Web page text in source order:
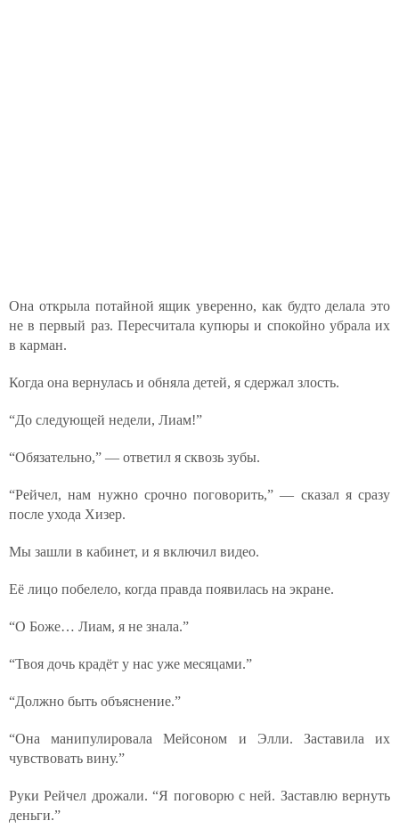
Она открыла потайной ящик уверенно, как будто делала это
не в первый раз. Пересчитала купюры и спокойно убрала их
в карман.
Когда она вернулась и обняла детей, я сдержал злость.
“До следующей недели, Лиам!”
“Обязательно,” — ответил я сквозь зубы.
“Рейчел, нам нужно срочно поговорить,” — сказал я сразу
после ухода Хизер.
Мы зашли в кабинет, и я включил видео.
Её лицо побелело, когда правда появилась на экране.
“О Боже… Лиам, я не знала.”
“Твоя дочь крадёт у нас уже месяцами.”
“Должно быть объяснение.”
“Она манипулировала Мейсоном и Элли. Заставила их
чувствовать вину.”
Руки Рейчел дрожали. “Я поговорю с ней. Заставлю вернуть
деньги.”